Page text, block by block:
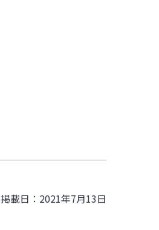
掲載日：2021年7月13日